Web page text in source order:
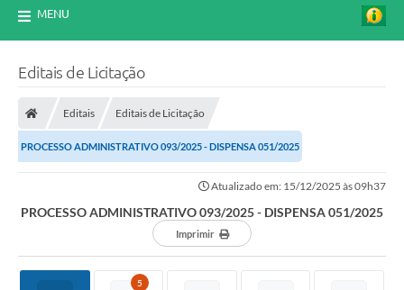
MENU
Editais de Licitação
Editais Editais de Licitação
PROCESSO ADMINISTRATIVO 093/2025 - DISPENSA 051/2025
Atualizado em: 15/12/2025 às 09h37
PROCESSO ADMINISTRATIVO 093/2025 - DISPENSA 051/2025
Imprimir
5